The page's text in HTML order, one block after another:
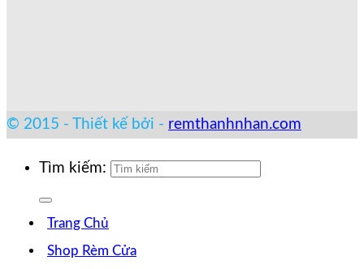
© 2015 - Thiết kế bởi - remthanhnhan.com
Tìm kiếm:
Trang Chủ
Shop Rèm Cửa